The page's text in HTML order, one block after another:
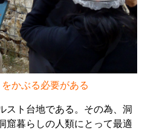
かぶる必要がある
スト台地である。その為、洞
窟暮らしの人類にとって最適